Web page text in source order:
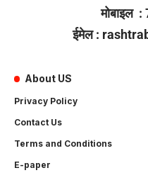
मोबाइल
ईमेल :
About US
Privacy Policy
Contact Us
Terms and Conditions
E-paper